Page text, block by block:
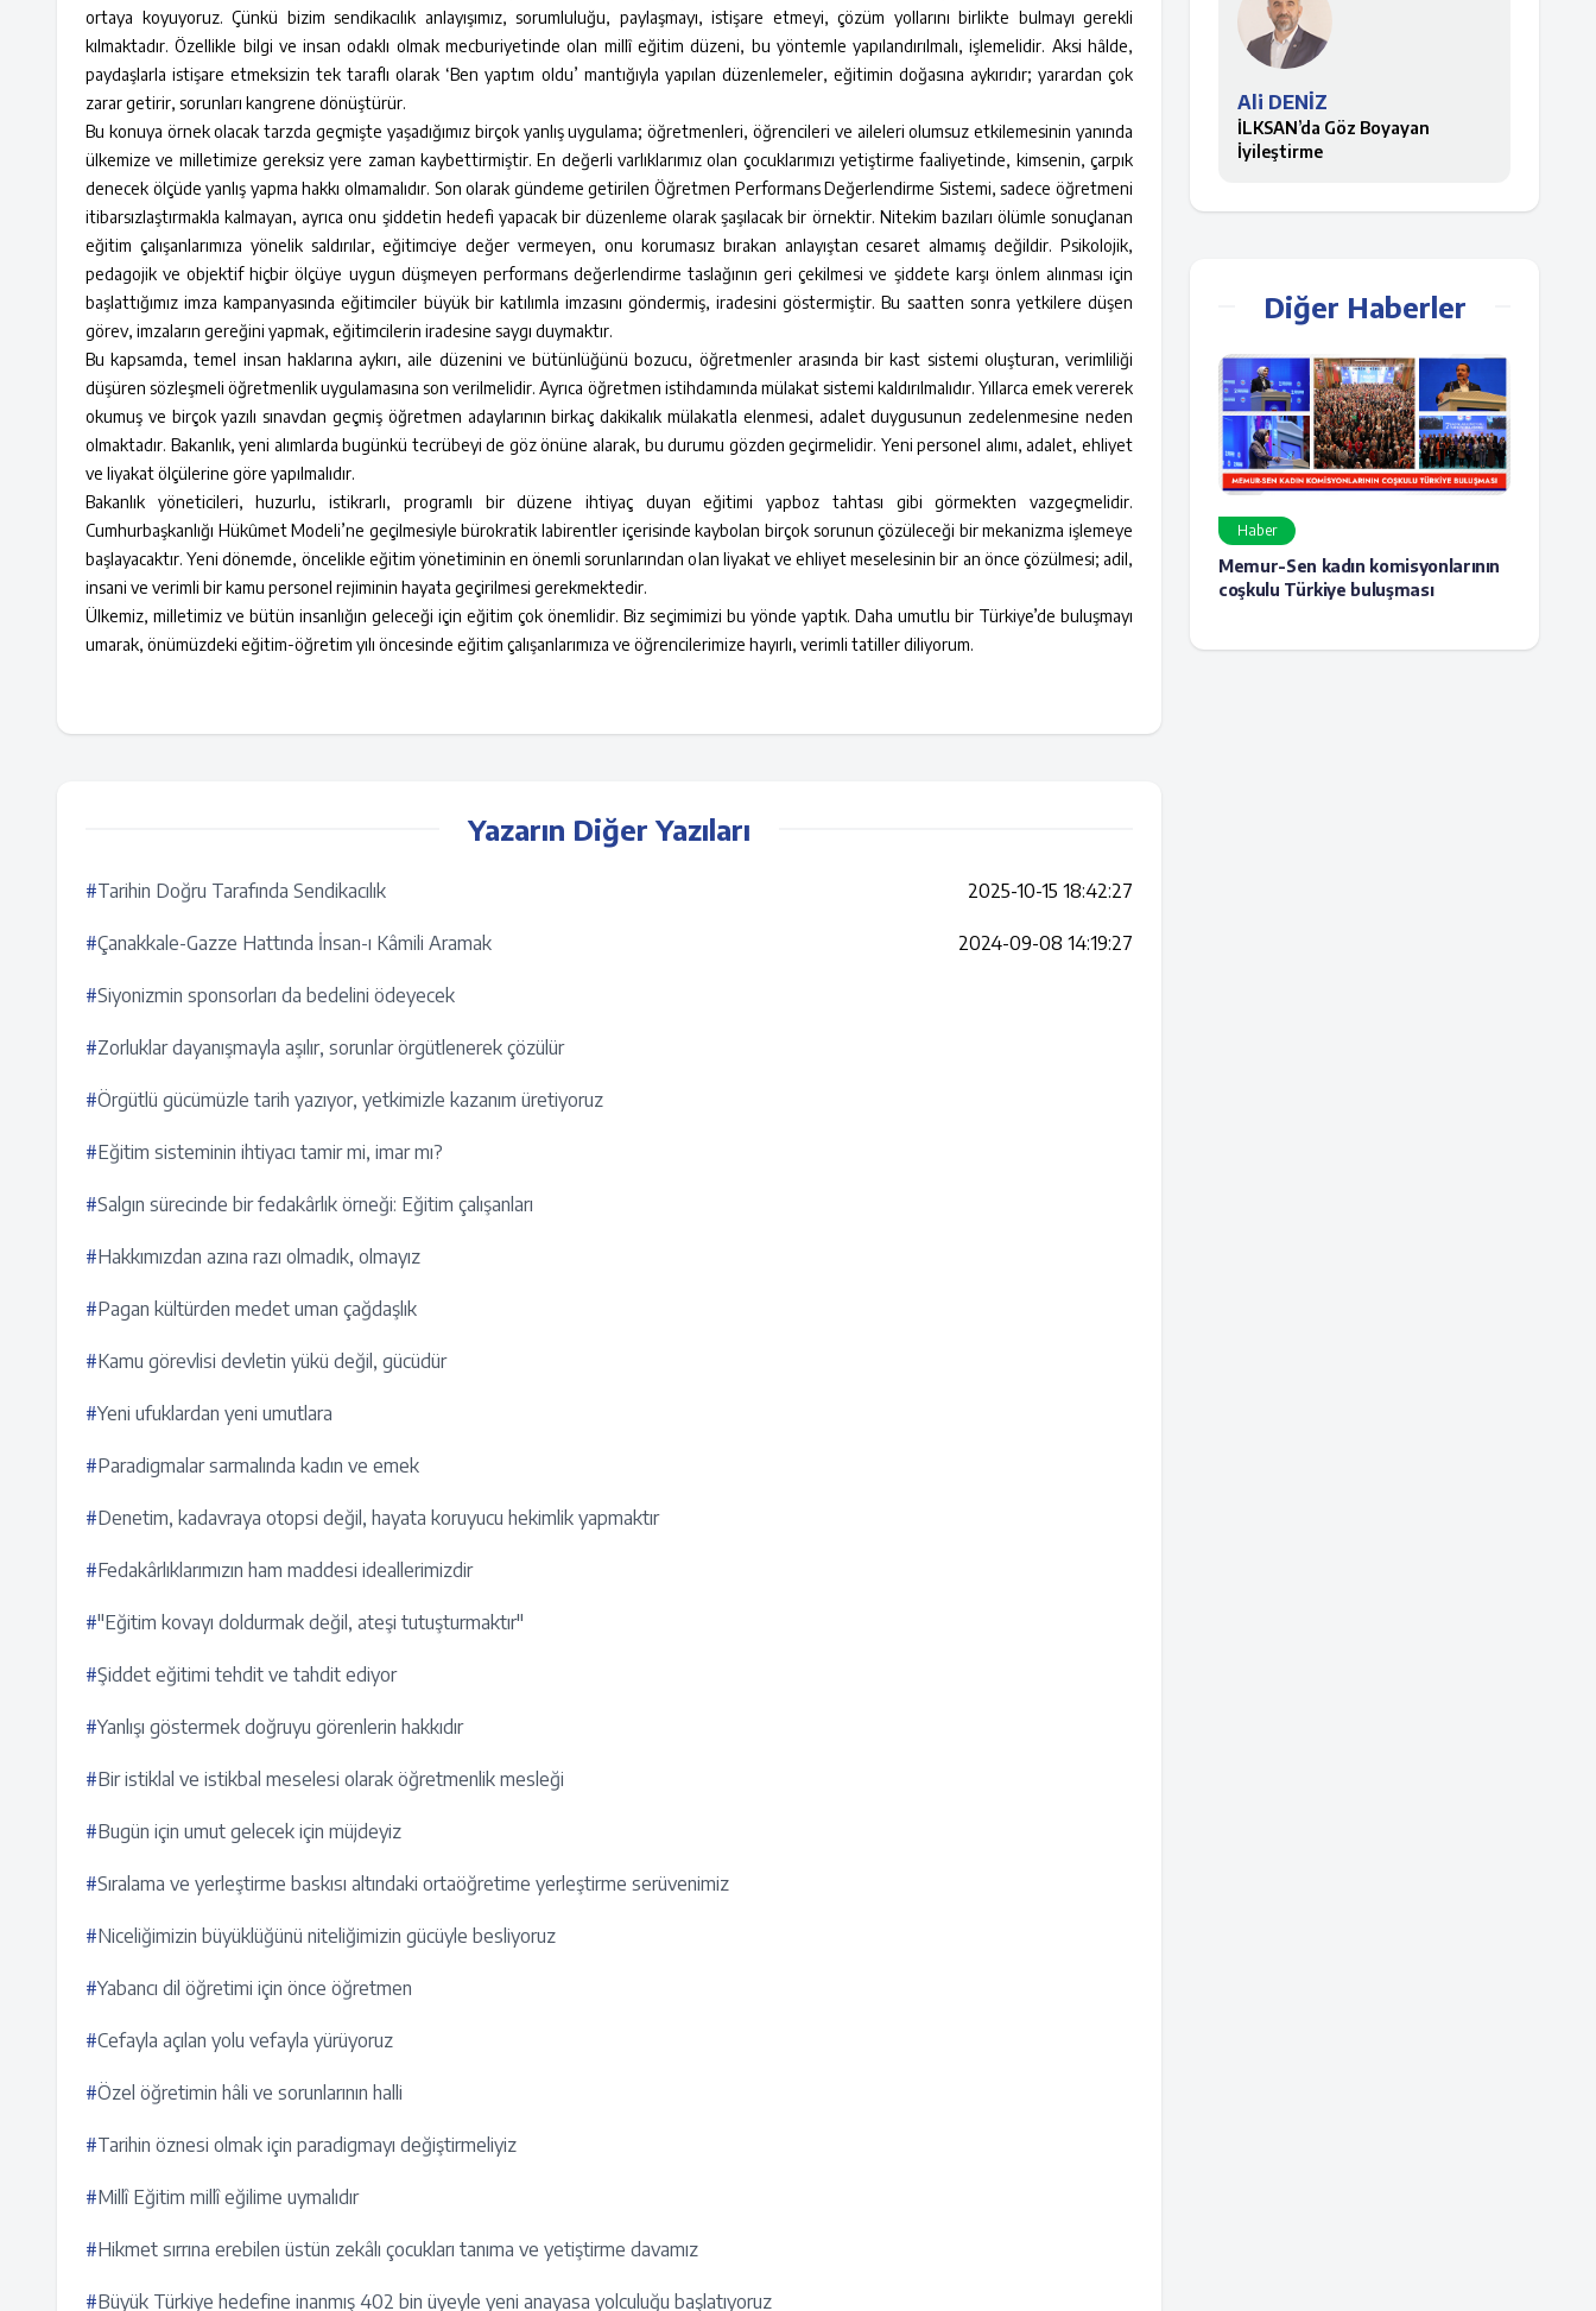
ortaya koyuyoruz. Çünkü bizim sendikacılık anlayışımız, sorumluluğu, paylaşmayı, istişare etmeyi, çözüm yollarını birlikte bulmayı gerekli
kılmaktadır. Özellikle bilgi ve insan odaklı olmak mecburiyetinde olan millî eğitim düzeni, bu yöntemle yapılandırılmalı, işlemelidir. Aksi hâlde,
paydaşlarla istişare etmeksizin tek taraflı olarak ‘Ben yaptım oldu’ mantığıyla yapılan düzenlemeler, eğitimin doğasına aykırıdır; yarardan çok
zarar getirir, sorunları kangrene dönüştürür.
Bu konuya örnek olacak tarzda geçmişte yaşadığımız birçok yanlış uygulama; öğretmenleri, öğrencileri ve aileleri olumsuz etkilemesinin yanında
ülkemize ve milletimize gereksiz yere zaman kaybettirmiştir. En değerli varlıklarımız olan çocuklarımızı yetiştirme faaliyetinde, kimsenin, çarpık
denecek ölçüde yanlış yapma hakkı olmamalıdır. Son olarak gündeme getirilen Öğretmen Performans Değerlendirme Sistemi, sadece öğretmeni
itibarsızlaştırmakla kalmayan, ayrıca onu şiddetin hedefi yapacak bir düzenleme olarak şaşılacak bir örnektir. Nitekim bazıları ölümle sonuçlanan
eğitim çalışanlarımıza yönelik saldırılar, eğitimciye değer vermeyen, onu korumasız bırakan anlayıştan cesaret almamış değildir. Psikolojik,
pedagojik ve objektif hiçbir ölçüye uygun düşmeyen performans değerlendirme taslağının geri çekilmesi ve şiddete karşı önlem alınması için
başlattığımız imza kampanyasında eğitimciler büyük bir katılımla imzasını göndermiş, iradesini göstermiştir. Bu saatten sonra yetkilere düşen
görev, imzaların gereğini yapmak, eğitimcilerin iradesine saygı duymaktır.
Bu kapsamda, temel insan haklarına aykırı, aile düzenini ve bütünlüğünü bozucu, öğretmenler arasında bir kast sistemi oluşturan, verimliliği
düşüren sözleşmeli öğretmenlik uygulamasına son verilmelidir. Ayrıca öğretmen istihdamında mülakat sistemi kaldırılmalıdır. Yıllarca emek vererek
okumuş ve birçok yazılı sınavdan geçmiş öğretmen adaylarının birkaç dakikalık mülakatla elenmesi, adalet duygusunun zedelenmesine neden
olmaktadır. Bakanlık, yeni alımlarda bugünkü tecrübeyi de göz önüne alarak, bu durumu gözden geçirmelidir. Yeni personel alımı, adalet, ehliyet
ve liyakat ölçülerine göre yapılmalıdır.
Bakanlık yöneticileri, huzurlu, istikrarlı, programlı bir düzene ihtiyaç duyan eğitimi yapboz tahtası gibi görmekten vazgeçmelidir.
Cumhurbaşkanlığı Hükûmet Modeli’ne geçilmesiyle bürokratik labirentler içerisinde kaybolan birçok sorunun çözüleceği bir mekanizma işlemeye
başlayacaktır. Yeni dönemde, öncelikle eğitim yönetiminin en önemli sorunlarından olan liyakat ve ehliyet meselesinin bir an önce çözülmesi; adil,
insani ve verimli bir kamu personel rejiminin hayata geçirilmesi gerekmektedir.
Ülkemiz, milletimiz ve bütün insanlığın geleceği için eğitim çok önemlidir. Biz seçimimizi bu yönde yaptık. Daha umutlu bir Türkiye’de buluşmayı
umarak, önümüzdeki eğitim-öğretim yılı öncesinde eğitim çalışanlarımıza ve öğrencilerimize hayırlı, verimli tatiller diliyorum.
Yazarın Diğer Yazıları
#Tarihin Doğru Tarafında Sendikacılık 2025-10-15 18:42:27
#Çanakkale-Gazze Hattında İnsan-ı Kâmili Aramak 2024-09-08 14:19:27
#Siyonizmin sponsorları da bedelini ödeyecek
#Zorluklar dayanışmayla aşılır, sorunlar örgütlenerek çözülür
#Örgütlü gücümüzle tarih yazıyor, yetkimizle kazanım üretiyoruz
#Eğitim sisteminin ihtiyacı tamir mi, imar mı?
#Salgın sürecinde bir fedakârlık örneği: Eğitim çalışanları
#Hakkımızdan azına razı olmadık, olmayız
#Pagan kültürden medet uman çağdaşlık
#Kamu görevlisi devletin yükü değil, gücüdür
#Yeni ufuklardan yeni umutlara
#Paradigmalar sarmalında kadın ve emek
#Denetim, kadavraya otopsi değil, hayata koruyucu hekimlik yapmaktır
#Fedakârlıklarımızın ham maddesi ideallerimizdir
#"Eğitim kovayı doldurmak değil, ateşi tutuşturmaktır"
#Şiddet eğitimi tehdit ve tahdit ediyor
#Yanlışı göstermek doğruyu görenlerin hakkıdır
#Bir istiklal ve istikbal meselesi olarak öğretmenlik mesleği
#Bugün için umut gelecek için müjdeyiz
#Sıralama ve yerleştirme baskısı altındaki ortaöğretime yerleştirme serüvenimiz
#Niceliğimizin büyüklüğünü niteliğimizin gücüyle besliyoruz
#Yabancı dil öğretimi için önce öğretmen
#Cefayla açılan yolu vefayla yürüyoruz
#Özel öğretimin hâli ve sorunlarının halli
#Tarihin öznesi olmak için paradigmayı değiştirmeliyiz
#Millî Eğitim millî eğilime uymalıdır
#Hikmet sırrına erebilen üstün zekâlı çocukları tanıma ve yetiştirme davamız
#Büyük Türkiye hedefine inanmış 402 bin üyeyle yeni anayasa yolculuğu başlatıyoruz
Ali DENİZ
İLKSAN’da Göz Boyayan
İyileştirme
Diğer Haberler
Haber
Memur-Sen kadın komisyonlarının
coşkulu Türkiye buluşması